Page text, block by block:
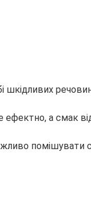
ефектно, а смак
помішувати